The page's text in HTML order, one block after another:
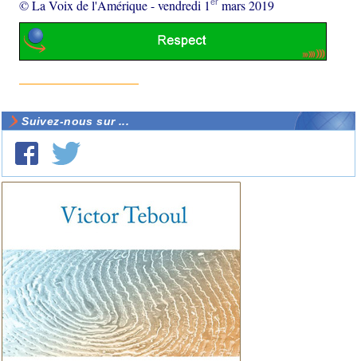
© La Voix de l'Amérique-vendredi 1 mars 2019
Suivez-nous sur ...